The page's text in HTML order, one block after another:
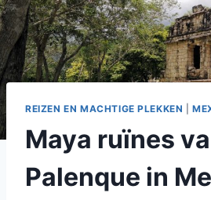
REIZEN EN MACHTIGE PLEKKEN |
Maya ruïnes
Palenque in